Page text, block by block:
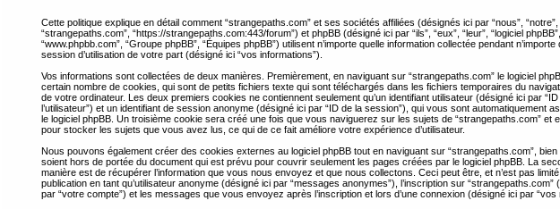
Cette politique explique en détail comment “strangepaths.com” et ses sociétés affiliées (désignés ici par “nous”, “notre”,
“strangepaths.com”, “https://strangepaths.com:443/forum”) et phpBB (désigné ici par “ils”, “eux”, “leur”, “logiciel phpBB”,
“www.phpbb.com”, “Groupe phpBB”, “Équipes phpBB”) utilisent n’importe quelle information collectée pendant n’importe
session d’utilisation de votre part (désigné ici “vos informations”).
Vos informations sont collectées de deux manières. Premièrement, en naviguant sur “strangepaths.com” le logiciel
certain nombre de cookies, qui sont de petits fichiers texte qui sont téléchargés dans les fichiers temporaires du
de votre ordinateur. Les deux premiers cookies ne contiennent seulement qu’un identifiant utilisateur (désigné ici par “ID
l’utilisateur”) et un identifiant de session anonyme (désigné ici par “ID de la session”), qui vous sont automatiquement
le logiciel phpBB. Un troisième cookie sera créé une fois que vous naviguerez sur les sujets de “strangepaths.com” et
pour stocker les sujets que vous avez lus, ce qui de ce fait améliore votre expérience d’utilisateur.
Nous pouvons également créer des cookies externes au logiciel phpBB tout en naviguant sur “strangepaths.com”,
soient hors de portée du document qui est prévu pour couvrir seulement les pages créées par le logiciel phpBB. La
manière est de récupérer l’information que vous nous envoyez et que nous collectons. Ceci peut être, et n’est pas
publication en tant qu’utilisateur anonyme (désigné ici par “messages anonymes”), l’inscription sur “strangepaths.com”
par “votre compte”) et les messages que vous envoyez après l’inscription et lors d’une connexion (désigné ici par “vos